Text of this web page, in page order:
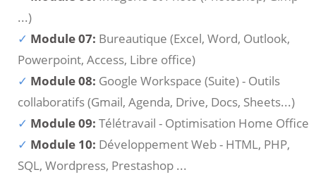
...)
Module 07: Bureautique (Excel, Word, Outlook,
Powerpoint, Access, Libre office)
Module 08: Google Workspace (Suite) - Outils
collaboratifs (Gmail, Agenda, Drive, Docs, Sheets...)
Module 09: Télétravail - Optimisation Home Office
Module 10: Développement Web - HTML, PHP,
SQL, Wordpress, Prestashop ...